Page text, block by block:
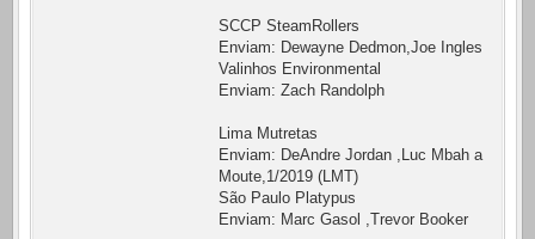
SCCP SteamRollers
Enviam: Dewayne Dedmon,Joe Ingles
Valinhos Environmental
Enviam: Zach Randolph
Lima Mutretas
Enviam: DeAndre Jordan ,Luc Mbah a
Moute,1/2019 (LMT)
São Paulo Platypus
Enviam: Marc Gasol ,Trevor Booker